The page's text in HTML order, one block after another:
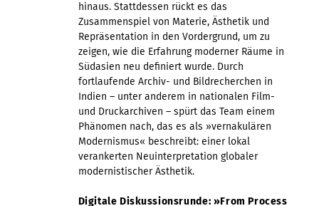
hinaus. Stattdessen rückt es das
Zusammenspiel von Materie, Ästhetik und
Repräsentation in den Vordergrund, um zu
zeigen, wie die Erfahrung moderner Räume in
Südasien neu definiert wurde. Durch
fortlaufende Archiv- und Bildrecherchen in
Indien – unter anderem in nationalen Film-
und Druckarchiven – spürt das Team einem
Phänomen nach, das es als »vernakulären
Modernismus« beschreibt: einer lokal
verankerten Neuinterpretation globaler
modernistischer Ästhetik.
Digitale Diskussionsrunde: »From Process